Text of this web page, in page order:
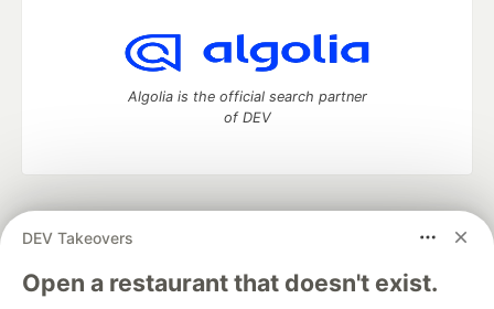
DEV Takeovers
Open a restaurant that doesn't exist.
Algolia is the official search partner
of DEV
development and manage your software career
DEV Education Tracks
DEV Help
Advertise on DEV